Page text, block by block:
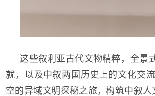
这些叙利亚古代文物精粹，全景
就，以及中叙两国历史上的文化交
空的异域文明探秘之旅，构筑中叙